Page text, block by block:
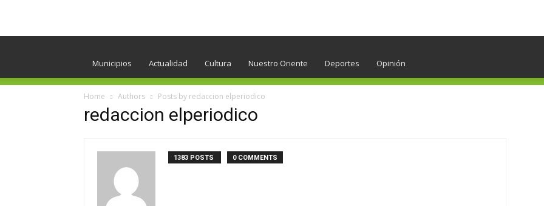
Municipios Actualidad Cultura Nuestro Oriente Deportes Opinión
Home Authors Posts by redaccion elperiodico
redaccion elperiodico
1383 POSTS 0 COMMENTS